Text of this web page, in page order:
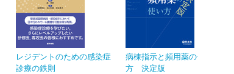
レジデントのための感染症
診療の鉄則
病棟指示と頻用薬の使い
方 決定版